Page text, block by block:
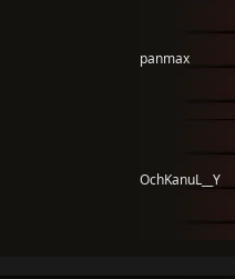
panmax
OchKanuL__Y